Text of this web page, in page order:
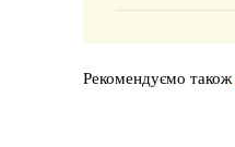
Рекомендуємо також